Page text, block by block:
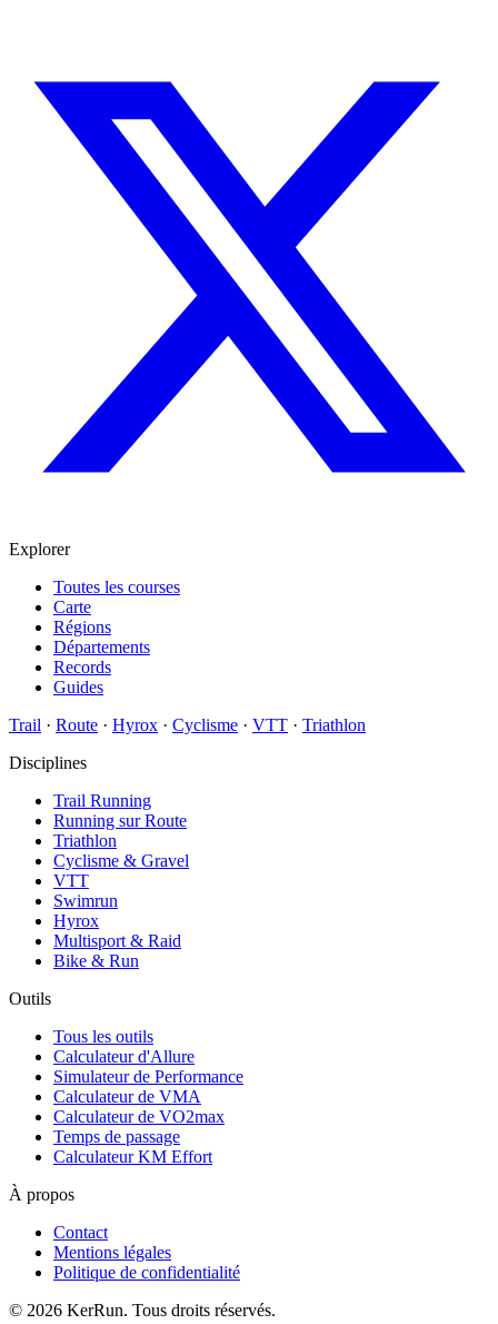
Explorer
Toutes les courses
Carte
Régions
Départements
Records
Guides
Trail · Route · Hyrox · Cyclisme · VTT · Triathlon
Disciplines
Trail Running
Running sur Route
Triathlon
Cyclisme & Gravel
VTT
Swimrun
Hyrox
Multisport & Raid
Bike & Run
Outils
Tous les outils
Calculateur d'Allure
Simulateur de Performance
Calculateur de VMA
Calculateur de VO2max
Temps de passage
Calculateur KM Effort
À propos
Contact
Mentions légales
Politique de confidentialité
© 2026 KerRun. Tous droits réservés.